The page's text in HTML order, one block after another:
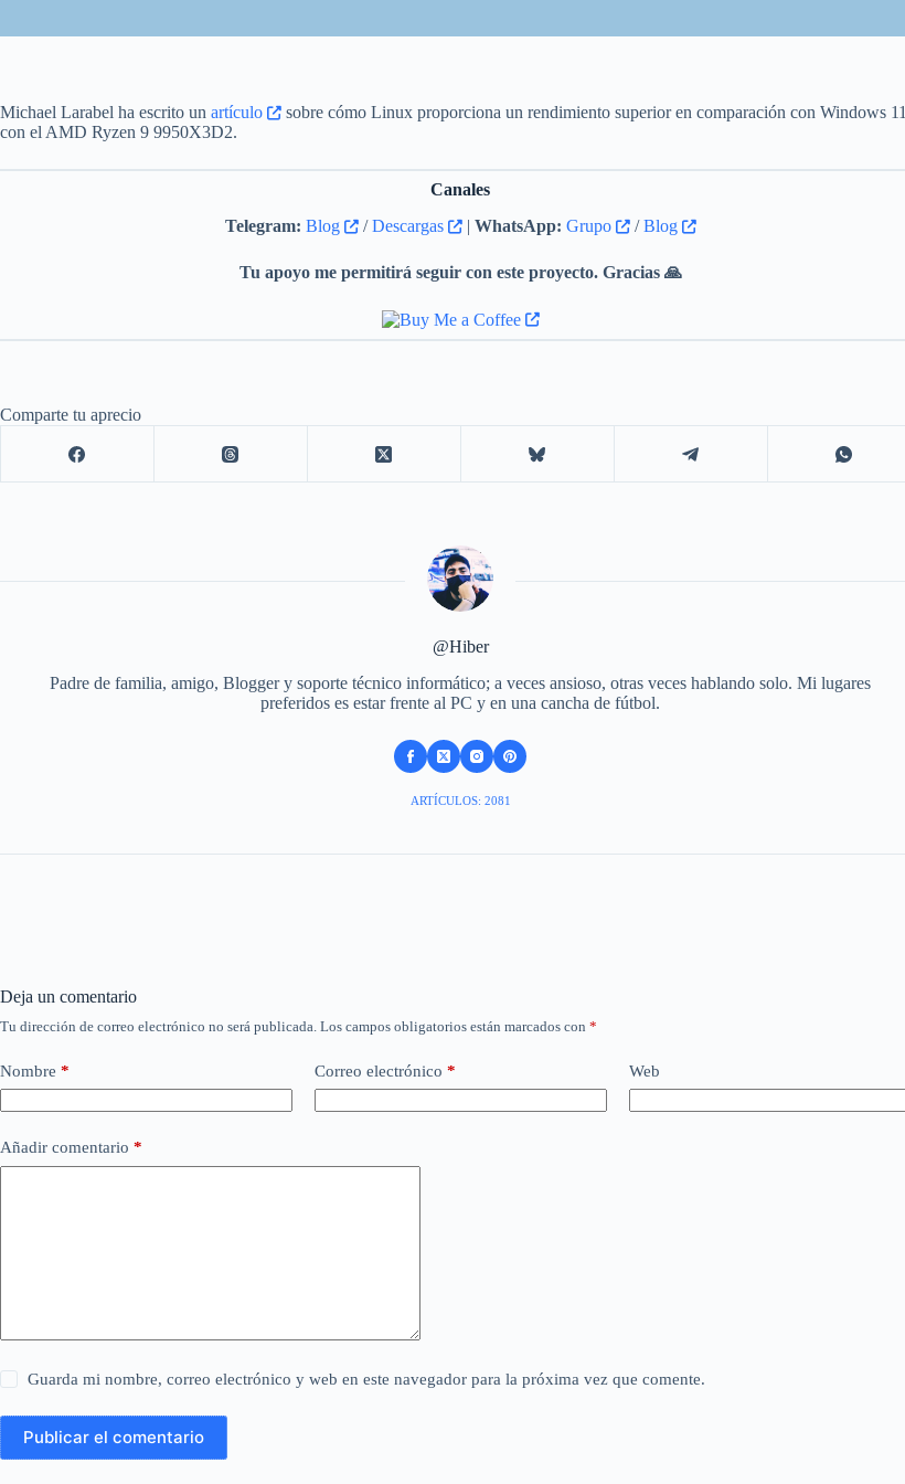
Michael Larabel ha escrito un artículo
sobre cómo Linux proporciona un rendimiento superior en comparación con Windows 11
con el AMD Ryzen 9 9950X3D2.
Canales
Telegram: Blog /Descargas | WhatsApp: Grupo /Blog
Tu apoyo me permitirá seguir con este proyecto. Gracias 🙏
Comparte tu aprecio
@Hiber
Padre de familia, amigo, Blogger y soporte técnico informático; a veces ansioso, otras veces hablando solo. Mi lugares
preferidos es estar frente al PC y en una cancha de fútbol.
ARTÍCULOS: 2081
Deja un comentario
Tu dirección de correo electrónico no será publicada. Los campos obligatorios están marcados con *
Nombre * Correo electrónico * Web
Añadir comentario *
Guarda mi nombre, correo electrónico y web en este navegador para la próxima vez que comente.
Publicar el comentario